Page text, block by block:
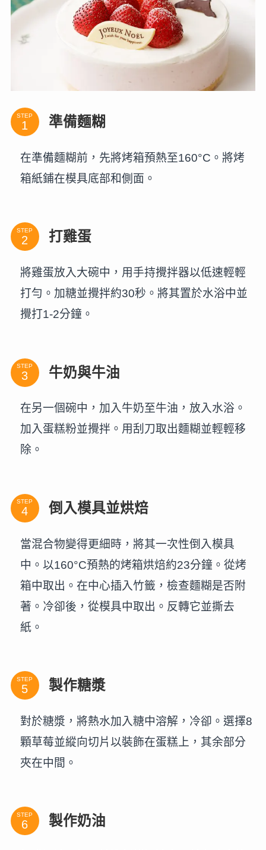
STEP 準備麵糊
在準備麵糊前，先將烤箱預熱至160°C。將烤
箱紙鋪在模具底部和側面。
STEP 打雞蛋
將雞蛋放入大碗中，用手持攪拌器以低速輕輕
打勻。加糖並攪拌約30秒。將其置於水浴中並
攪打1-2分鐘。
STEP 牛奶與牛油
在另一個碗中，加入牛奶至牛油，放入水浴。
加入蛋糕粉並攪拌。用刮刀取出麵糊並輕輕移
除。
STEP 倒入模具並烘焙
當混合物變得更細時，將其一次性倒入模具
中。以160°C預熱的烤箱烘焙約23分鐘。從烤
箱中取出。在中心插入竹籤，檢查麵糊是否附
著。冷卻後，從模具中取出。反轉它並撕去
紙。
STEP 製作糖漿
對於糖漿，將熱水加入糖中溶解，冷卻。選擇8
顆草莓並縱向切片以裝飾在蛋糕上，其余部分
夾在中間。
STEP 製作奶油